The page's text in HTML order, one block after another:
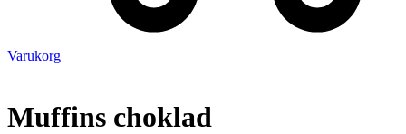
Varukorg
Muffins choklad